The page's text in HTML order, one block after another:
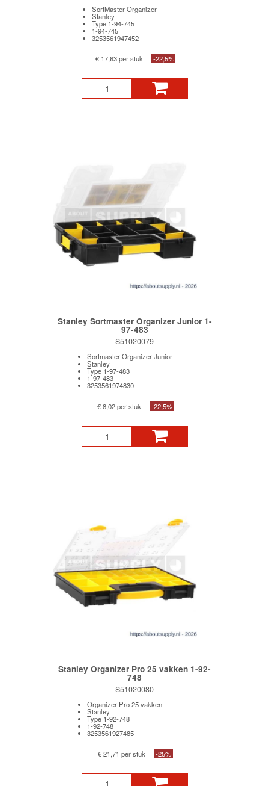
SortMaster Organizer
Stanley
Type 1-94-745
1-94-745
3253561947452
€ 17,63 per stuk -22,5%
Stanley Sortmaster Organizer Junior 1-
97-483
S51020079
Sortmaster Organizer Junior
Stanley
Type 1-97-483
1-97-483
3253561974830
€ 8,02 per stuk -22,5%
Stanley Organizer Pro 25 vakken 1-92-
748
S51020080
Organizer Pro 25 vakken
Stanley
Type 1-92-748
1-92-748
3253561927485
€ 21,71 per stuk -25%